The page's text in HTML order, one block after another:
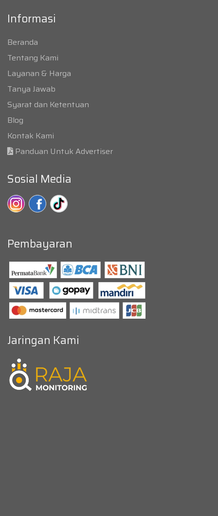
Informasi
Beranda
Tentang Kami
Layanan & Harga
Tanya Jawab
Syarat dan Ketentuan
Blog
Kontak Kami
Panduan Untuk Advertiser
Sosial Media
Pembayaran
Jaringan Kami